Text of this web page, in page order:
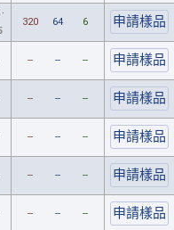
·
320 64 6
-- -- --
-- -- --
-- -- --
-- -- --
-- -- --